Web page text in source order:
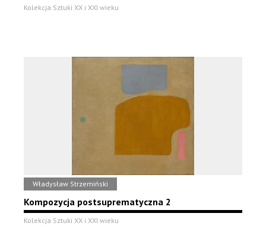
Kolekcja Sztuki XX i XXI wieku
Władysław Strzemiński
Kompozycja postsuprematyczna 2
Kolekcja Sztuki XX i XXI wieku